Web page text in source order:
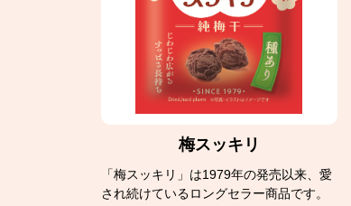
梅スッキリ
「梅スッキリ」は1979年の発売以来、愛
され続けているロングセラー商品です。